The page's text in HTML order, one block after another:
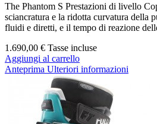
The Phantom S Prestazioni di livello
sciancratura e la ridotta curvatura della
fluidi e diretti, e il tempo di reazione
1.690,00 € Tasse incluse
Aggiungi al carrello
Anteprima Ulteriori informazioni